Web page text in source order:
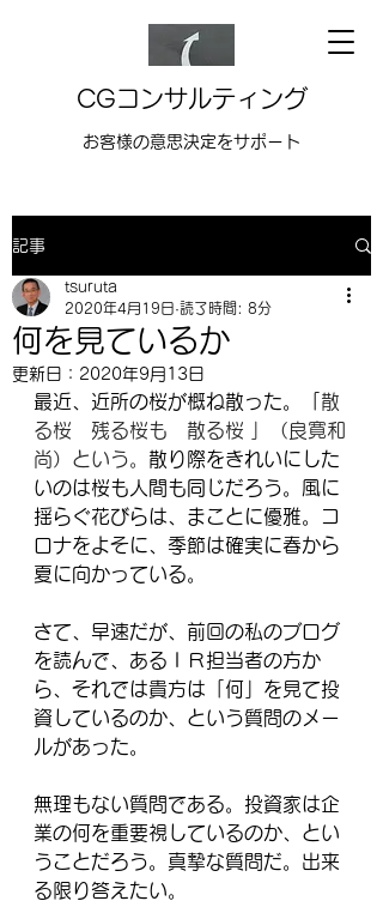
CGコンサルティング
お客様の意思決定をサポート
記事
何を見ているか
tsuruta
2020年4月19日 読了時間: 8分
更新日： 2020年9月13日
最近、近所の桜が概ね散った。「 散
る桜　残る桜も　散る桜 」（良寛和
尚）という。 散り際をきれいにした
いのは桜も人間も同じだろう。風に
揺らぐ花びらは、まことに優雅。コ
ロナをよそに、季節は確実に春から
夏に向かっている。
さて、早速だが、前回の私のブログ
を読んで、 あるＩＲ担当者の方か
ら、 それでは貴方は「何」を見て投
資しているのか、という質問のメー
ルがあった。
無理もない質問である。投資家は企
業の何を重要視しているのか、とい
うことだろう。真摯な質問だ。出来
る限り答えたい。